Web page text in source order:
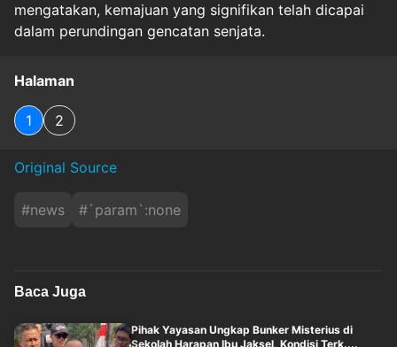
mengatakan, kemajuan yang signifikan telah dicapai
dalam perundingan gencatan senjata.
Halaman
1 2
Original Source
#news #`param`:none
Baca Juga
Pihak Yayasan Ungkap Bunker Misterius di
Sekolah Harapan Ibu Jaksel, Kondisi Terk....